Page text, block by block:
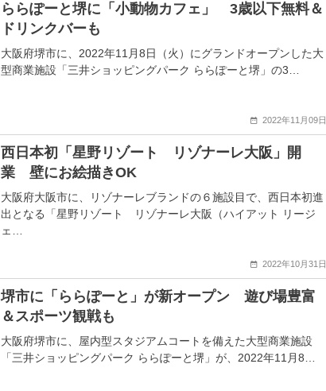
ららぽーと堺に「小動物カフェ」 3歳以下無料＆
ドリンクバーも
大阪府堺市に、2022年11月8日（火）にグランドオープンした大
型商業施設「三井ショッピングパーク ららぽーと堺」の3…
2022年11月09日
西日本初「星野リゾート リゾナーレ大阪」開
業 壁にお絵描きOK
大阪府大阪市に、リゾナーレブランドの６施設目で、西日本初進
出となる「星野リゾート リゾナーレ大阪（ハイアット リージ
ェ…
2022年10月31日
堺市に「ららぽーと」が新オープン 遊び場豊富
＆スポーツ観戦も
大阪府堺市に、屋内型スタジアムコートを備えた大型商業施設
「三井ショッピングパーク ららぽーと堺」が、2022年11月8…